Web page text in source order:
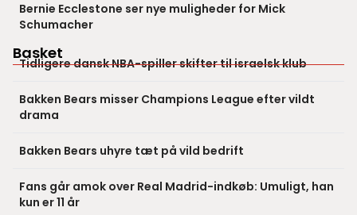
Bernie Ecclestone ser nye muligheder for Mick
Schumacher
Basket
Tidligere dansk NBA-spiller skifter til israelsk klub
Bakken Bears misser Champions League efter vildt
drama
Bakken Bears uhyre tæt på vild bedrift
Fans går amok over Real Madrid-indkøb: Umuligt, han
kun er 11 år